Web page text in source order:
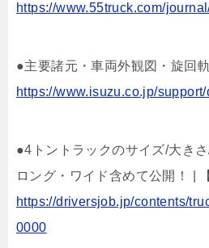
https://www.55truck.com/
●主要諸元・車両外観図・旋回
https://www.isuzu.co.jp/
●4トントラックのサイズ/大き
ロング・ワイド含めて公開！ |
https://driversjob.jp/contents/
0000